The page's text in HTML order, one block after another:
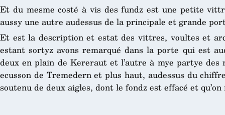
Et du mesme costé à vis des fundz est une petite
aussy une autre audessus de la principale et grande
Et est la description et estat des vittres, voultes et
estant sortyz avons remarqué dans la porte qui est
deux en plain de Kereraut et l’autre à mye partye des
ecusson de Tremedern et plus haut, audessus du
soutenu de deux aigles, dont le fondz est effacé et